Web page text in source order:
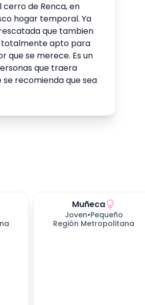
cerro de Renca, en
hogar temporal. Ya
que tambien
totalmente apto para
que se merece. Es un
que traera
recomienda que sea
Muñeca
Joven•Pequeño
Región Metropolitana